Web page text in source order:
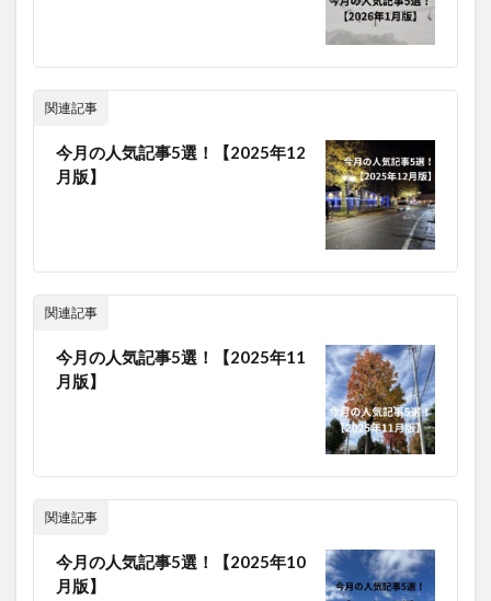
関連記事
今月の人気記事5選！【2025年12
月版】
関連記事
今月の人気記事5選！【2025年11
月版】
関連記事
今月の人気記事5選！【2025年10
月版】